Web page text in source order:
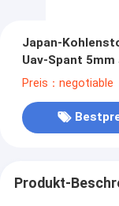
Japan-
Uav-Spant
bearbeitet
Preis：negotiable
Produkt-